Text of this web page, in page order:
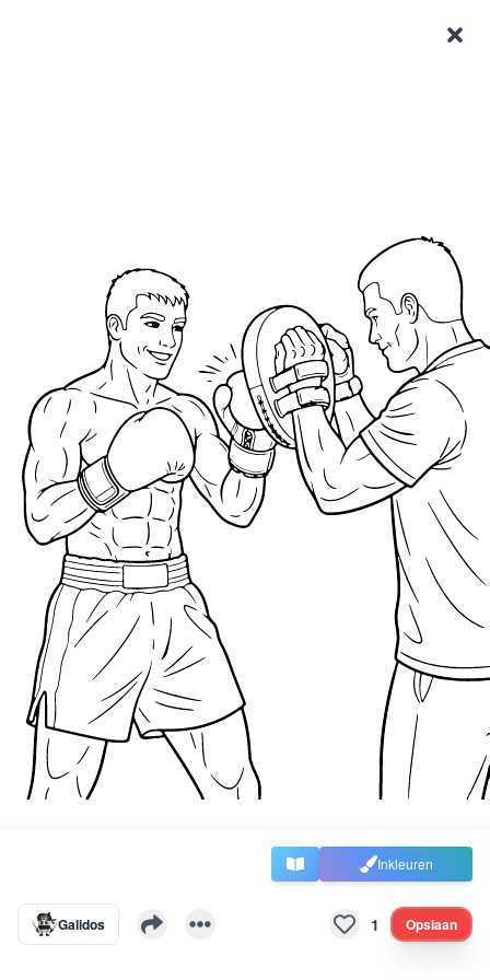
Inkleuren
Galidos 1 Opslaan